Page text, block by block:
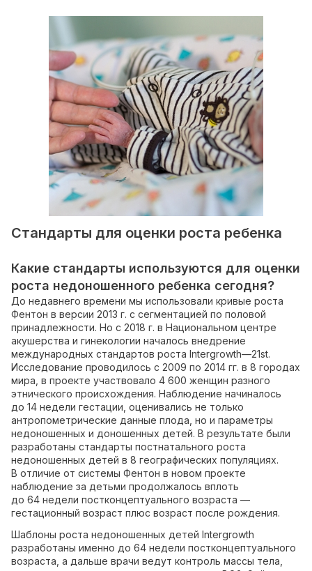
Стандарты для оценки роста ребенка
Какие стандарты используются для оценки
роста недоношенного ребенка сегодня?
До недавнего времени мы использовали кривые роста
Фентон в версии 2013 г. с сегментацией по половой
принадлежности. Но с 2018 г. в Национальном центре
акушерства и гинекологии началось внедрение
международных стандартов роста Intergrowth—21st.
Исследование проводилось с 2009 по 2014 гг. в 8 городах
мира, в проекте участвовало 4 600 женщин разного
этнического происхождения. Наблюдение начиналось
до 14 недели гестации, оценивались не только
антропометрические данные плода, но и параметры
недоношенных и доношенных детей. В результате были
разработаны стандарты постнатального роста
недоношенных детей в 8 географических популяциях.
В отличие от системы Фентон в новом проекте
наблюдение за детьми продолжалось вплоть
до 64 недели постконцептуального возраста —
гестационный возраст плюс возраст после рождения.
Шаблоны роста недоношенных детей Intergrowth
разработаны именно до 64 недели постконцептуального
возраста, а дальше врачи ведут контроль массы тела,